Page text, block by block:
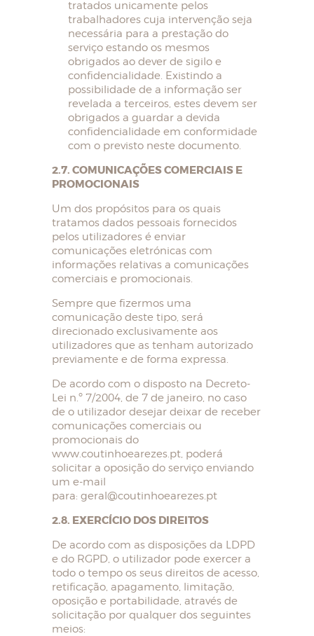
tratados unicamente pelos
trabalhadores cuja intervenção seja
necessária para a prestação do
serviço estando os mesmos
obrigados ao dever de sigilo e
confidencialidade. Existindo a
possibilidade de a informação ser
revelada a terceiros, estes devem ser
obrigados a guardar a devida
confidencialidade em conformidade
com o previsto neste documento.
2.7. COMUNICAÇÕES COMERCIAIS E
PROMOCIONAIS
Um dos propósitos para os quais
tratamos dados pessoais fornecidos
pelos utilizadores é enviar
comunicações eletrónicas com
informações relativas a comunicações
comerciais e promocionais.
Sempre que fizermos uma
comunicação deste tipo, será
direcionado exclusivamente aos
utilizadores que as tenham autorizado
previamente e de forma expressa.
De acordo com o disposto na Decreto-
Lei n.º 7/2004, de 7 de janeiro, no caso
de o utilizador desejar deixar de receber
comunicações comerciais ou
promocionais do
www.coutinhoearezes.pt, poderá
solicitar a oposição do serviço enviando
um e-mail
para: geral@coutinhoearezes.pt
2.8. EXERCÍCIO DOS DIREITOS
De acordo com as disposições da LDPD
e do RGPD, o utilizador pode exercer a
todo o tempo os seus direitos de acesso,
retificação, apagamento, limitação,
oposição e portabilidade, através de
solicitação por qualquer dos seguintes
meios: